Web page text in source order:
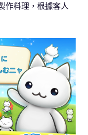
作料理，根據客人